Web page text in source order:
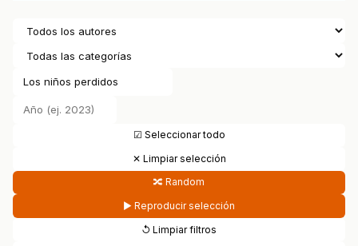
☑ Seleccionar todo
✕ Limpiar selección
🔀 Random
▶ Reproducir selección
↺ Limpiar filtros